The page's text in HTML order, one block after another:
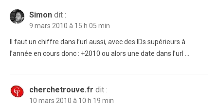
Simon dit :
9 mars 2010 à 15 h 05 min
Il faut un chiffre dans l’url aussi, avec des IDs supérieurs à
l’année en cours donc : +2010 ou alors une date dans l’url …
cherchetrouve.fr dit :
10 mars 2010 à 10 h 19 min